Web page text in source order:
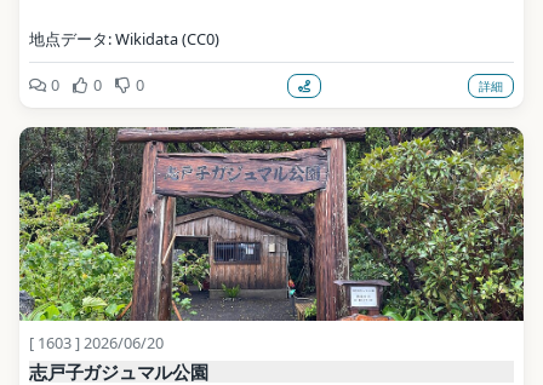
地点データ: Wikidata (CC0)
0 0 0 詳細
[ 1603 ] 2026/06/20
志戸子ガジュマル公園